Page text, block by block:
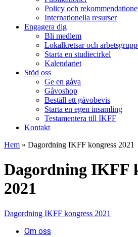
Policy och
Internationella resurser
Engagera dig
Bli medlem
Lokalkretsar och
Starta en studiecirkel
Kalendariet
Stöd oss
Ge en gåva
Gåvoshop
Beställ ett gåvobevis
Starta en egen insamling
Testamentera till IKFF
Kontakt
Hem » Dagordning IKFF kongress 2021
Dagordning IKFF
2021
Dagordning IKFF kongress 2021
Om oss